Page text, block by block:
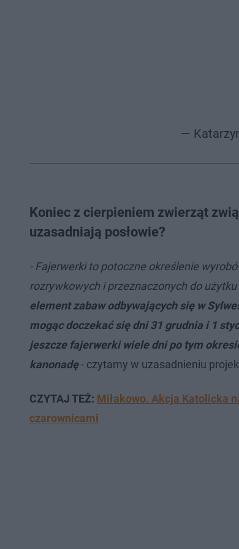
—
Koniec z cierpieniem zwierząt
uzasadniają posłowie?
- Fajerwerki to potoczne określenie
rozrywkowych i przeznaczonych do
element zabaw odbywających się w
mogąc doczekać się dni 31 grudnia i 1
jeszcze fajerwerki wiele dni po tym
kanonadę- czytamy w uzasadnieniu
CZYTAJ TEŻ: Miłakowo. Akcja Katolicka
czarownicami